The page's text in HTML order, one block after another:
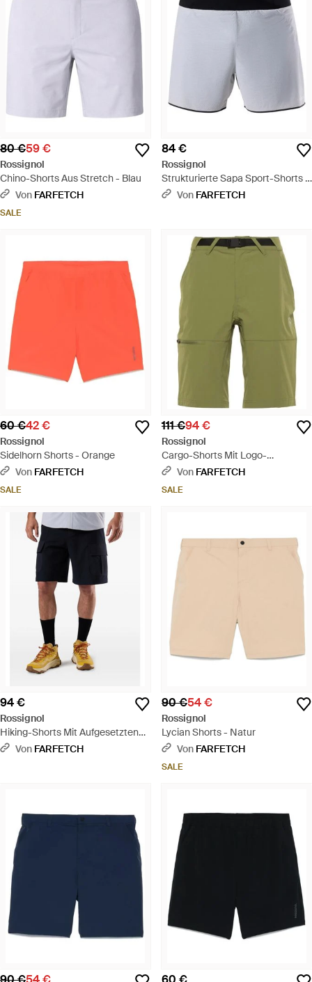
80 €59 €
Rossignol
Chino-Shorts Aus Stretch - Blau
Von FARFETCH
SALE
84 €
Rossignol
Strukturierte Sapa Sport-Shorts -
Schwarz
Von FARFETCH
60 €42 €
Rossignol
Sidelhorn Shorts - Orange
Von FARFETCH
SALE
111 €94 €
Rossignol
Cargo-Shorts Mit Logo-
Applikation - Grün
Von FARFETCH
SALE
94 €
Rossignol
Hiking-Shorts Mit Aufgesetzten
Taschen - Schwarz
Von FARFETCH
90 €54 €
Rossignol
Lycian Shorts - Natur
Von FARFETCH
SALE